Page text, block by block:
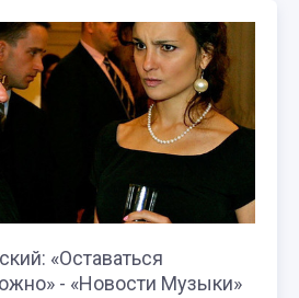
«Оставаться
- «Новости Музыки»